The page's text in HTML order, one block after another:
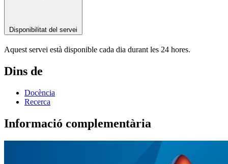
Disponibilitat del servei
Aquest servei està disponible cada dia durant les 24 hores.
Dins de
Docència
Recerca
Informació complementària